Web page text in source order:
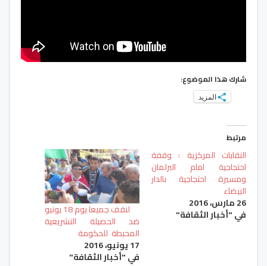
شارك هذا الموضوع:
المزيد
مرتبط
النقابات المركزية : وقفة
احتجاجية امام البرلمان
ومسيرة احتجاجية بالدار
البيضاء
26 مارس، 2016
في "أخبار الثقافة" لنقف جميعا يوم 18 يونيو
ضد الحصيلة التشريعية
المحبطة للحكومة
17 يونيو، 2016
في "أخبار الثقافة"